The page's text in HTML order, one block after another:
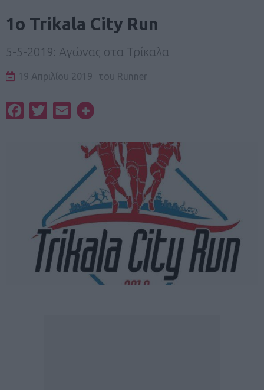
1ο Trikala City Run
5-5-2019: Αγώνας στα Τρίκαλα
19 Απριλίου 2019 του Runner
FacebookTwitterEmail